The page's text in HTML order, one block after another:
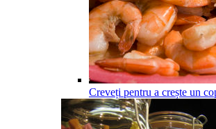
Creveți pentru a crește un